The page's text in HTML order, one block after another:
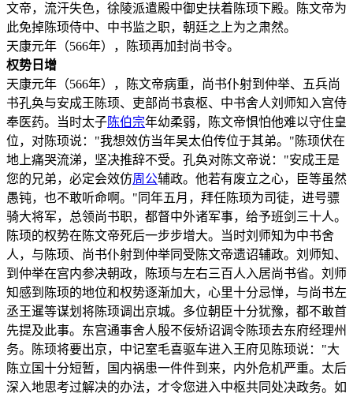
文帝，流汗失色，徐陵派遣殿中御史扶着陈顼下殿。陈文帝为
此免掉陈顼侍中、中书监之职，朝廷之上为之肃然。
天康元年（566年），陈顼再加封尚书令。
权势日增
天康元年（566年），陈文帝病重，尚书仆射到仲举、五兵尚
书孔奂与安成王陈顼、吏部尚书袁枢、中书舍人刘师知入宫侍
奉医药。当时太子陈伯宗年幼柔弱，陈文帝惧怕他难以守住皇
位，对陈顼说："我想效仿当年吴太伯传位于其弟。"陈顼伏在
地上痛哭流涕，坚决推辞不受。孔奂对陈文帝说："安成王是
您的兄弟，必定会效仿周公辅政。他若有废立之心，臣等虽然
愚钝，也不敢听命啊。"同年五月，拜任陈顼为司徒，进号骠
骑大将军，总领尚书职，都督中外诸军事，给予班剑三十人。
陈顼的权势在陈文帝死后一步步增大。当时刘师知为中书舍
人，与陈顼、尚书仆射到仲举同受陈文帝遗诏辅政。刘师知、
到仲举在宫内参决朝政，陈顼与左右三百人入居尚书省。刘师
知感到陈顼的地位和权势逐渐加大，心里十分忌惮，与尚书左
丞王暹等谋划将陈顼调出京城。多位朝臣十分犹豫，都不敢首
先提及此事。东宫通事舍人殷不佞矫诏调令陈顼去东府经理州
务。陈顼将要出京，中记室毛喜驱车进入王府见陈顼说："大
陈立国十分短暂，国内祸患一件件到来，内外危机严重。太后
深入地思考过解决的办法，才令您进入中枢共同处决政务。如